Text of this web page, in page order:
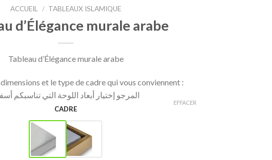
ACCUEIL / TABLEAUX ISLAMIQUE
d’Élégance murale arabe
Tableau d’Élégance murale arabe
et le type de cadre qui vous conviennent :
المرجو إختيار أبعاد اللوحة التي تناسبكم
CADRE
EFFACER